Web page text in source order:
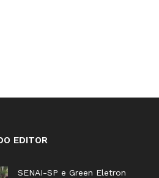
EDITOR
SENAI-SP e Green Eletron